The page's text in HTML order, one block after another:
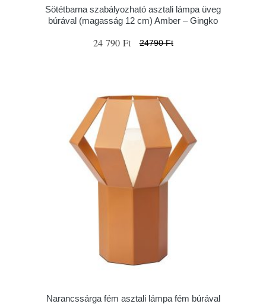
Sötétbarna szabályozható asztali lámpa üveg
búrával (magasság 12 cm) Amber – Gingko
24 790 Ft 24790 Ft
Narancssárga fém asztali lámpa fém búrával